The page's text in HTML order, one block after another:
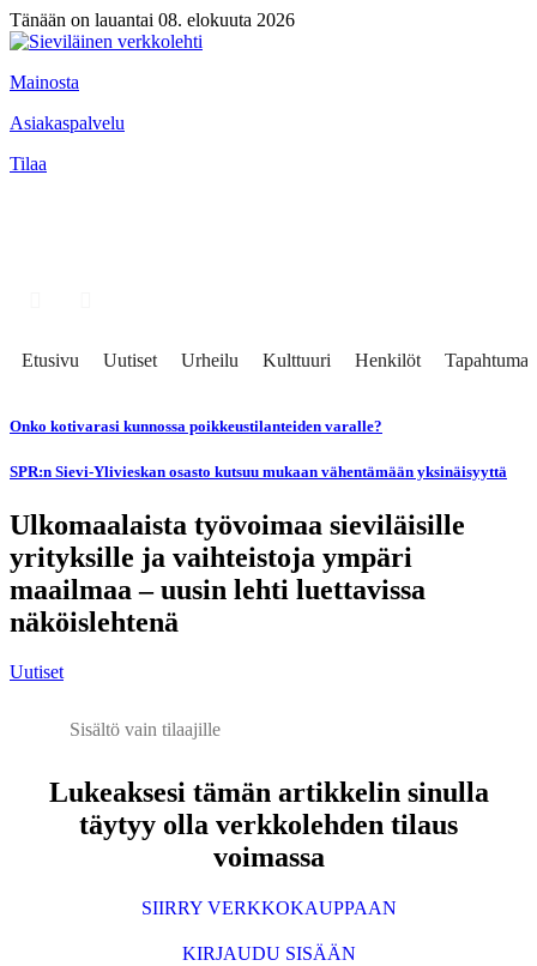
Tänään on lauantai 08. elokuuta 2026
Mainosta
Asiakaspalvelu
Tilaa
Etusivu Uutiset Urheilu Kulttuuri Henkilöt Tapahtumat
Onko kotivarasi kunnossa poikkeustilanteiden varalle?
SPR:n Sievi-Ylivieskan osasto kutsuu mukaan vähentämään yksinäisyyttä
Ulkomaalaista työvoimaa sieviläisille
yrityksille ja vaihteistoja ympäri
maailmaa – uusin lehti luettavissa
näköislehtenä
Uutiset
Sisältö vain tilaajille
Lukeaksesi tämän artikkelin sinulla
täytyy olla verkkolehden tilaus
voimassa
SIIRRY VERKKOKAUPPAAN
KIRJAUDU SISÄÄN